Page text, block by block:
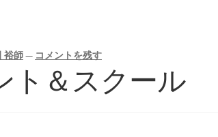
裕師— コメントを残す
ト＆スクール